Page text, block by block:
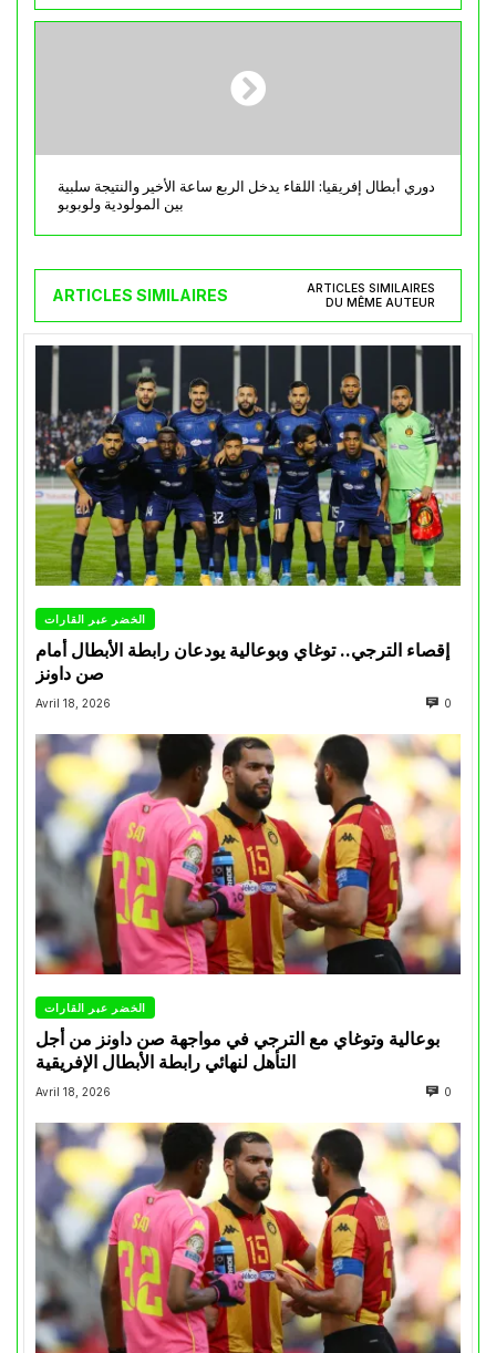
دوري أبطال إفريقيا: اللقاء يدخل الربع ساعة الأخير والنتيجة سلبية
بين المولودية ولوبوبو
ARTICLES SIMILAIRES
ARTICLES SIMILAIRES
DU MÊME AUTEUR
الخضر عبر القارات
إقصاء الترجي.. توغاي وبوعالية يودعان رابطة الأبطال أمام
صن داونز
Avril 18, 2026 0
الخضر عبر القارات
بوعالية وتوغاي مع الترجي في مواجهة صن داونز من أجل
التأهل لنهائي رابطة الأبطال الإفريقية
Avril 18, 2026 0